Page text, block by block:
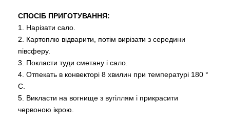
СПОСІБ ПРИГОТУВАННЯ:
1. Нарізати сало.
2. Картоплю відварити, потім вирізати з середини
півсферу.
3. Покласти туди сметану і сало.
4. Отпекать в конвекторі 8 хвилин при температурі 180 °
С.
5. Викласти на вогнище з вугіллям і прикрасити
червоною ікрою.